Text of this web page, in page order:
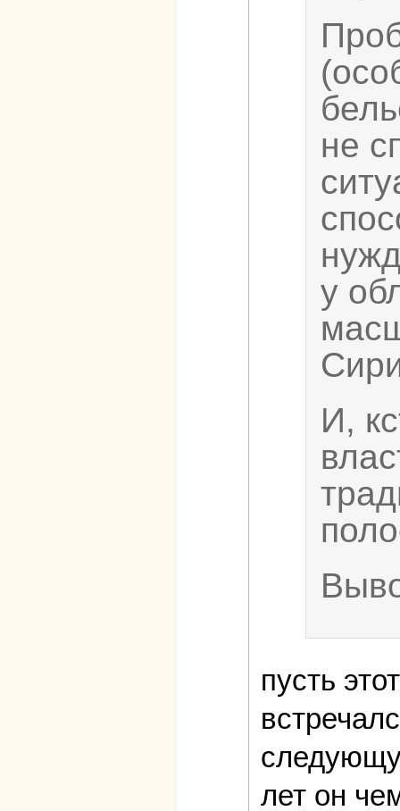
не
у
И,
пусть
лет он